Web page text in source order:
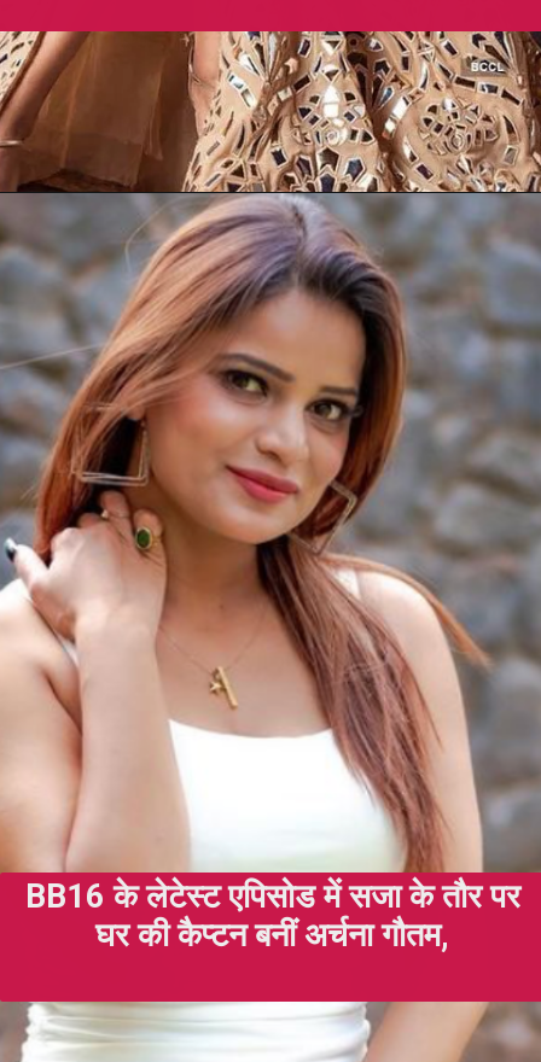
Opening
BB16 के लेटेस्ट एपिसोड में सजा के तौर पर
घर की कैप्टन बनीं अर्चना गौतम,